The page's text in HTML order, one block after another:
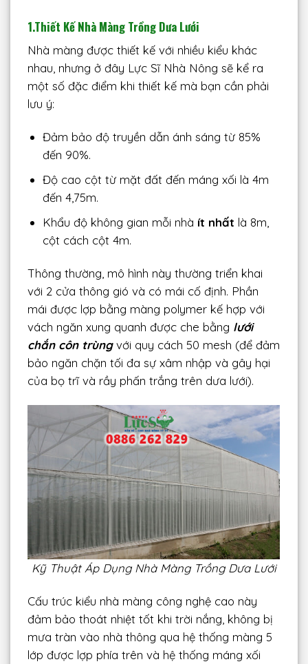
1.Thiết Kế Nhà Màng Trồng Dưa Lưới
Nhà màng được thiết kế với nhiều kiểu khác
nhau, nhưng ở đây Lực Sĩ Nhà Nông sẽ kể ra
một số đặc điểm khi thiết kế mà bạn cần phải
lưu ý:
Đảm bảo độ truyền dẫn ánh sáng từ 85%
đến 90%.
Độ cao cột từ mặt đất đến máng xối là 4m
đến 4,75m.
Khẩu độ không gian mỗi nhà ít nhất là 8m,
cột cách cột 4m.
Thông thường, mô hình này thường triển khai
với 2 cửa thông gió và có mái cố định. Phần
mái được lợp bằng màng polymer kế hợp với
vách ngăn xung quanh được che bằng lưới
chắn côn trùngvới quy cách 50 mesh (để đảm
bảo ngăn chặn tối đa sự xâm nhập và gây hại
của bọ trĩ và rầy phấn trắng trên dưa lưới).
Kỹ Thuật Áp Dụng Nhà Màng Trồng Dưa Lưới
Cấu trúc kiểu nhà màng công nghệ cao này
đảm bảo thoát nhiệt tốt khi trời nắng, không bị
mưa tràn vào nhà thông qua hệ thống màng 5
lớp được lợp phía trên và hệ thống máng xối